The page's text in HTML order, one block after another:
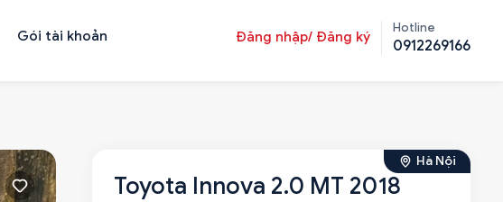
Gói tài khoản Đăng nhập/ Đăng ký
Hotline
0912269166
Hà Nội
Toyota Innova 2.0 MT 2018